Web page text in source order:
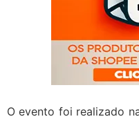
O evento foi realizado